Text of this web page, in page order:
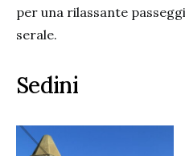
per una rilassante
serale.
Sedini